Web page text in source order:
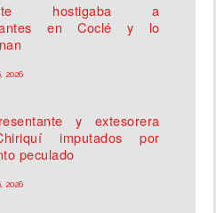
hostigaba a
en Coclé y lo
2026
y extesorera
imputados por
peculado
2026